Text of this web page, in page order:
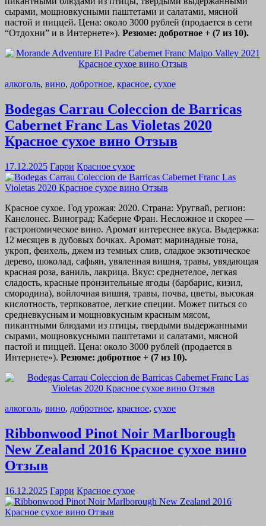
сырами, мощновкусными паштетами и салатами, мясной
пастой и пиццей. Цена: около 3000 рублей (продается в сети
“Отдохни” и в Интернете»). Резюме: добротное + (7 из 10).
алкоголь, вино, добротное, красное, сухое
Bodegas Carrau Coleccion de Barricas
Cabernet Franc Las Violetas 2020
Красное сухое вино Отзыв
17.12.2025 Гарри Красное сухое
Красное сухое. Год урожая: 2020. Страна: Уругвай, регион:
Канелонес. Виноград: Каберне Фран. Несложное и скорее —
гастрономическое вино. Аромат интереснее вкуса. Выдержка:
12 месяцев в дубовых бочках. Аромат: маринадные тона,
укроп, фенхель, джем из темных слив, сладкое экзотическое
дерево, шоколад, сафьян, увяленная вишня, травы, увядающая
красная роза, ваниль, лакрица. Вкус: среднетелое, легкая
сладость, красные пронзительные ягоды (барбарис, кизил,
смородина), войлочная вишня, травы, почва, цветы, высокая
кислотность, терпковатое, легкие специи. Может питься со
средневкусным и мощновкусным красным мясом,
пикантными блюдами из птицы, твердыми выдержанными
сырами, мощновкусными паштетами и салатами, мясной
пастой и пиццей. Цена: около 3000 рублей (продается в
Интернете»). Резюме: добротное + (7 из 10).
алкоголь, вино, добротное, красное, сухое
Ribbonwood Pinot Noir Marlborough
New Zealand 2016 Красное сухое вино
Отзыв
16.12.2025 Гарри Красное сухое